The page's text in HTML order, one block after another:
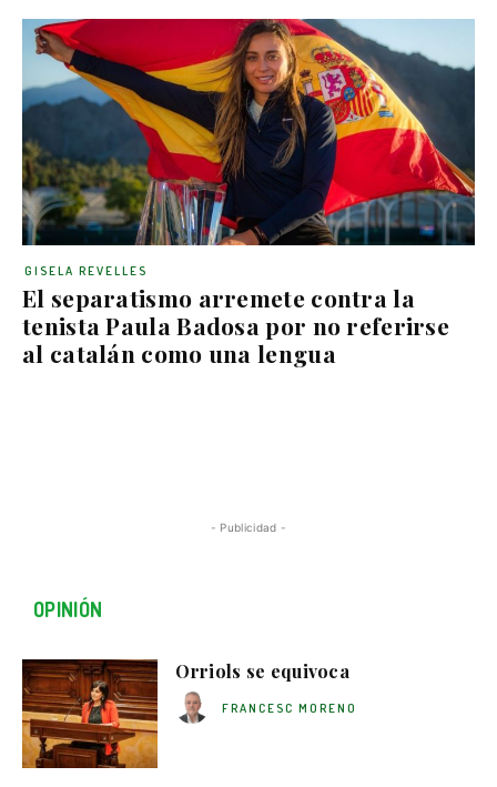
El separatismo arremete contra la
tenista Paula Badosa por no referirse
al catalán como una lengua
GISELA REVELLES
- Publicidad -
OPINIÓN
Orriols se equivoca
FRANCESC MORENO